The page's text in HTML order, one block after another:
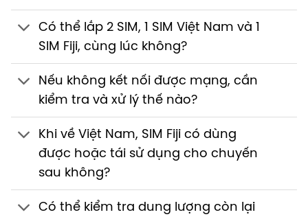
Có thể lắp 2 SIM, 1 SIM Việt Nam và 1
SIM Fiji, cùng lúc không?
Nếu không kết nối được mạng, cần
kiểm tra và xử lý thế nào?
Khi về Việt Nam, SIM Fiji có dùng
được hoặc tái sử dụng cho chuyến
sau không?
Có thể kiểm tra dung lượng còn lại